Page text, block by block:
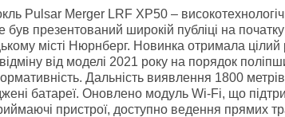
Pulsar Merger LRF XP50 –
презентований широкій публіці на
місті Нюрнберг. Новинка отримала
від моделі 2021 року на порядок
Дальність виявлення 1800
батареї. Оновлено модуль Wi-Fi, що
пристрої, доступно ведення прямих